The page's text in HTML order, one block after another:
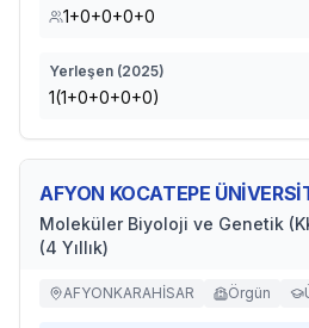
1+0+0+0+0
Yerleşen (2025)
1(1+0+0+0+0)
AFYON KOCATEPE
Moleküler Biyoloji ve Genetik
(4 Yıllık)
AFYONKARAHİSAR Örgün